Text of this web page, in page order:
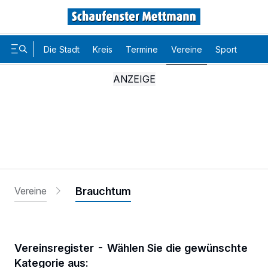
Die Stadt Kreis Termine Vereine Sport
Vereine Brauchtum
Vereinsregister - Wählen Sie die gewünschte
Kategorie aus: